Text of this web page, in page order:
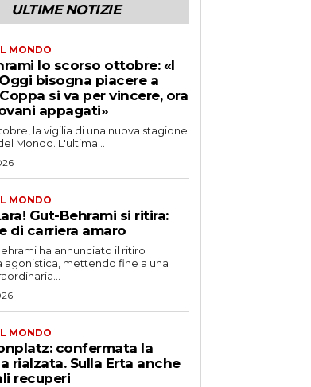
ULTIME NOTIZIE
MONDO
lo scorso ottobre: «I
bisogna piacere a
si va per vincere, ora
appagati»
la vigilia di una nuova stagione
Mondo. L'ultima...
MONDO
Gut-Behrami si ritira:
di carriera amaro
ha annunciato il ritiro
agonistica, mettendo fine a una
MONDO
confermata la
rialzata. Sulla Erta anche
recuperi